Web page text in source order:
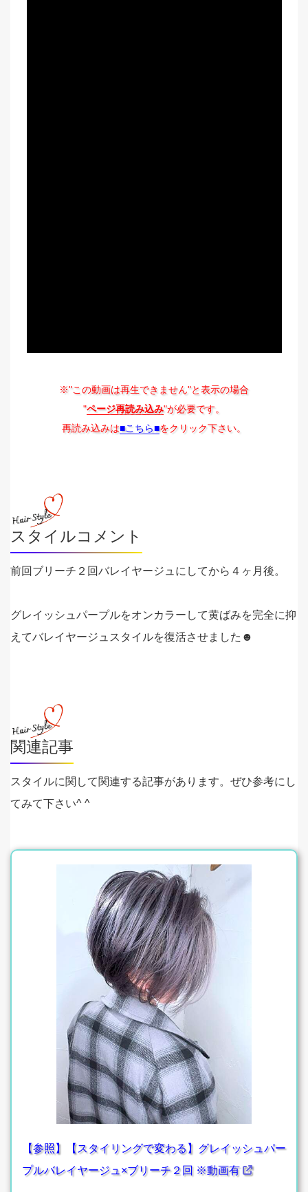
※"この動画は再生できません"と表示の場合
"ページ再読み込み"が必要です。
再読み込みは■こちら■をクリック下さい。
スタイルコメント
前回ブリーチ２回バレイヤージュにしてから４ヶ月後。
グレイッシュパープルをオンカラーして黄ばみを完全に抑
えてバレイヤージュスタイルを復活させました☻
関連記事
スタイルに関して関連する記事があります。ぜひ参考にし
てみて下さい^ ^
【参照】【スタイリングで変わる】グレイッシュパー
プルバレイヤージュ×ブリーチ２回 ※動画有